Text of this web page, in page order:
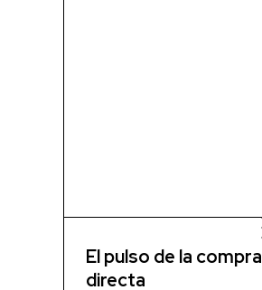
El pulso de la compra
directa